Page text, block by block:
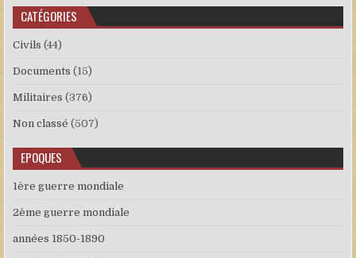
CATÉGORIES
Civils (44)
Documents (15)
Militaires (376)
Non classé (507)
EPOQUES
1ère guerre mondiale
2ème guerre mondiale
années 1850-1890